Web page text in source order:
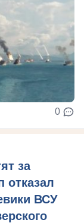
0
за
отказал
ВСУ